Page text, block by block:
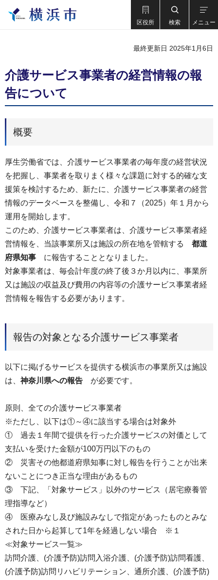
区役所 検索 メニュー
最終更新日 2025年1月6日
介護サービス事業者の経営情報の報
告について
概要
厚生労働省では、介護サービス事業者の毎年度の経営状況
を把握し、事業者を取りまく様々な課題に対する的確な支
援策を検討するため、新たに、介護サービス事業者の経営
情報のデータベースを整備し、令和７（2025）年１月から
運用を開始します。
このため、介護サービス事業者は、介護サービス事業者経
営情報を、当該事業所又は施設の所在地を管轄する 都道
府県知事 に報告することとなりました。
対象事業者は、毎会計年度の終了後３か月以内に、事業所
又は施設の収益及び費用の内容等の介護サービス事業者経
営情報を報告する必要があります。
報告の対象となる介護サービス事業者
以下に掲げるサービスを提供する横浜市の事業所又は施設
は、 神奈川県への報告 が必要です。
原則、全ての介護サービス事業者
※ただし、以下は①～④に該当する場合は対象外
① 過去１年間で提供を行った介護サービスの対価として
支払いを受けた金額が100万円以下のもの
② 災害その他都道府県知事に対し報告を行うことが出来
ないことにつき正当な理由があるもの
③ 下記、「対象サービス」以外のサービス（居宅療養管
理指導など）
④ 医療みなし及び施設みなしで指定があったものとみな
された日から起算して1年を経過しない場合 ※１
≪対象サービス一覧≫
訪問介護、(介護予防)訪問入浴介護、(介護予防)訪問看護、
(介護予防)訪問リハビリテーション、通所介護、(介護予防)